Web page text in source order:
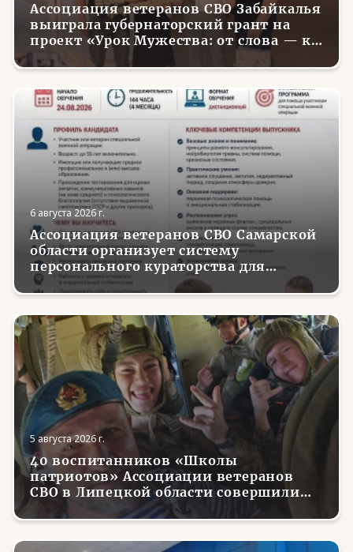
Ассоциация ветеранов СВО Забайкалья
выиграла губернаторский грант на
проект «Урок Мужества: от слова — к
делу»
6 августа 2026 г.
Ассоциация ветеранов СВО Самарской
области организует систему
персонального кураторства для
трудоустройства и социализации
вернувшихся с фронта бойцов
5 августа 2026 г.
40 воспитанников «Школы
патриотов» Ассоциации ветеранов
СВО в Липецкой области совершили
первые парашютные прыжки